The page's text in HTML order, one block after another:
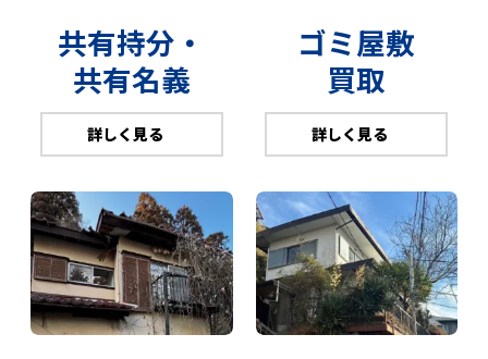
共有持分・
共有名義
詳しく見る
ゴミ屋敷
買取
詳しく見る